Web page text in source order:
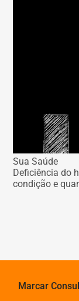
Sua Saúde
Deficiência do
condição e
Marcar